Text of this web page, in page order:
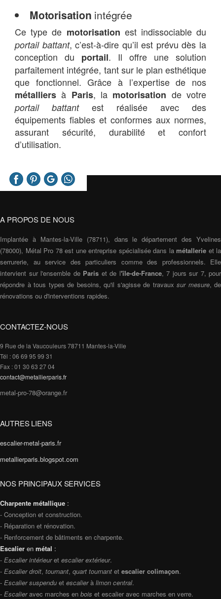
Motorisation intégrée
Ce type de motorisation est indissociable du
portail battant, c’est-à-dire qu’il est prévu dès la
conception du portail. Il offre une solution
parfaitement intégrée, tant sur le plan esthétique
que fonctionnel. Grâce à l’expertise de nos
métalliers à Paris, la motorisation de votre
portail battantest réalisée avec des
équipements fiables et conformes aux normes,
assurant sécurité, durabilité et confort
d’utilisation.
A PROPOS DE NOUS
Implantée à Mantes-la-Ville (78711), dans le département des Yvelines
(78000), Métal Pro 78 est une entreprise spécialisée dans la métallerie et la
serrurerie, au service des particuliers comme des professionnels. Elle
intervient sur l'ensemble de Paris et de l'île-de-France, 7 jours sur 7, pour
répondre à tous types de besoins, qu'il s'agisse de travaux sur mesure, de
rénovations ou d'interventions rapides.
CONTACTEZ-NOUS
9 Rue de la Vaucouleurs 78711 Mantes-la-Ville
Tél : 06 69 95 99 31
Fax : 01 30 63 27 04
contact@metallierparis.fr
metal-pro-78@orange.fr
AUTRES LIENS
escalier-metal-paris.fr
metallierparis.blogspot.com
NOS PRINCIPAUX SERVICES
Charpente métallique :
- Conception et construction.
- Réparation et rénovation.
- Renforcement de bâtiments en charpente.
Escalier en métal :
- Escalier intérieuret escalier extérieur.
- Escalier droit, tournant, quart tournant et escalier colimaçon.
- Escalier suspendu et escalierà limon central.
- Escalieravec marches en bois et escalier avec marches en verre.